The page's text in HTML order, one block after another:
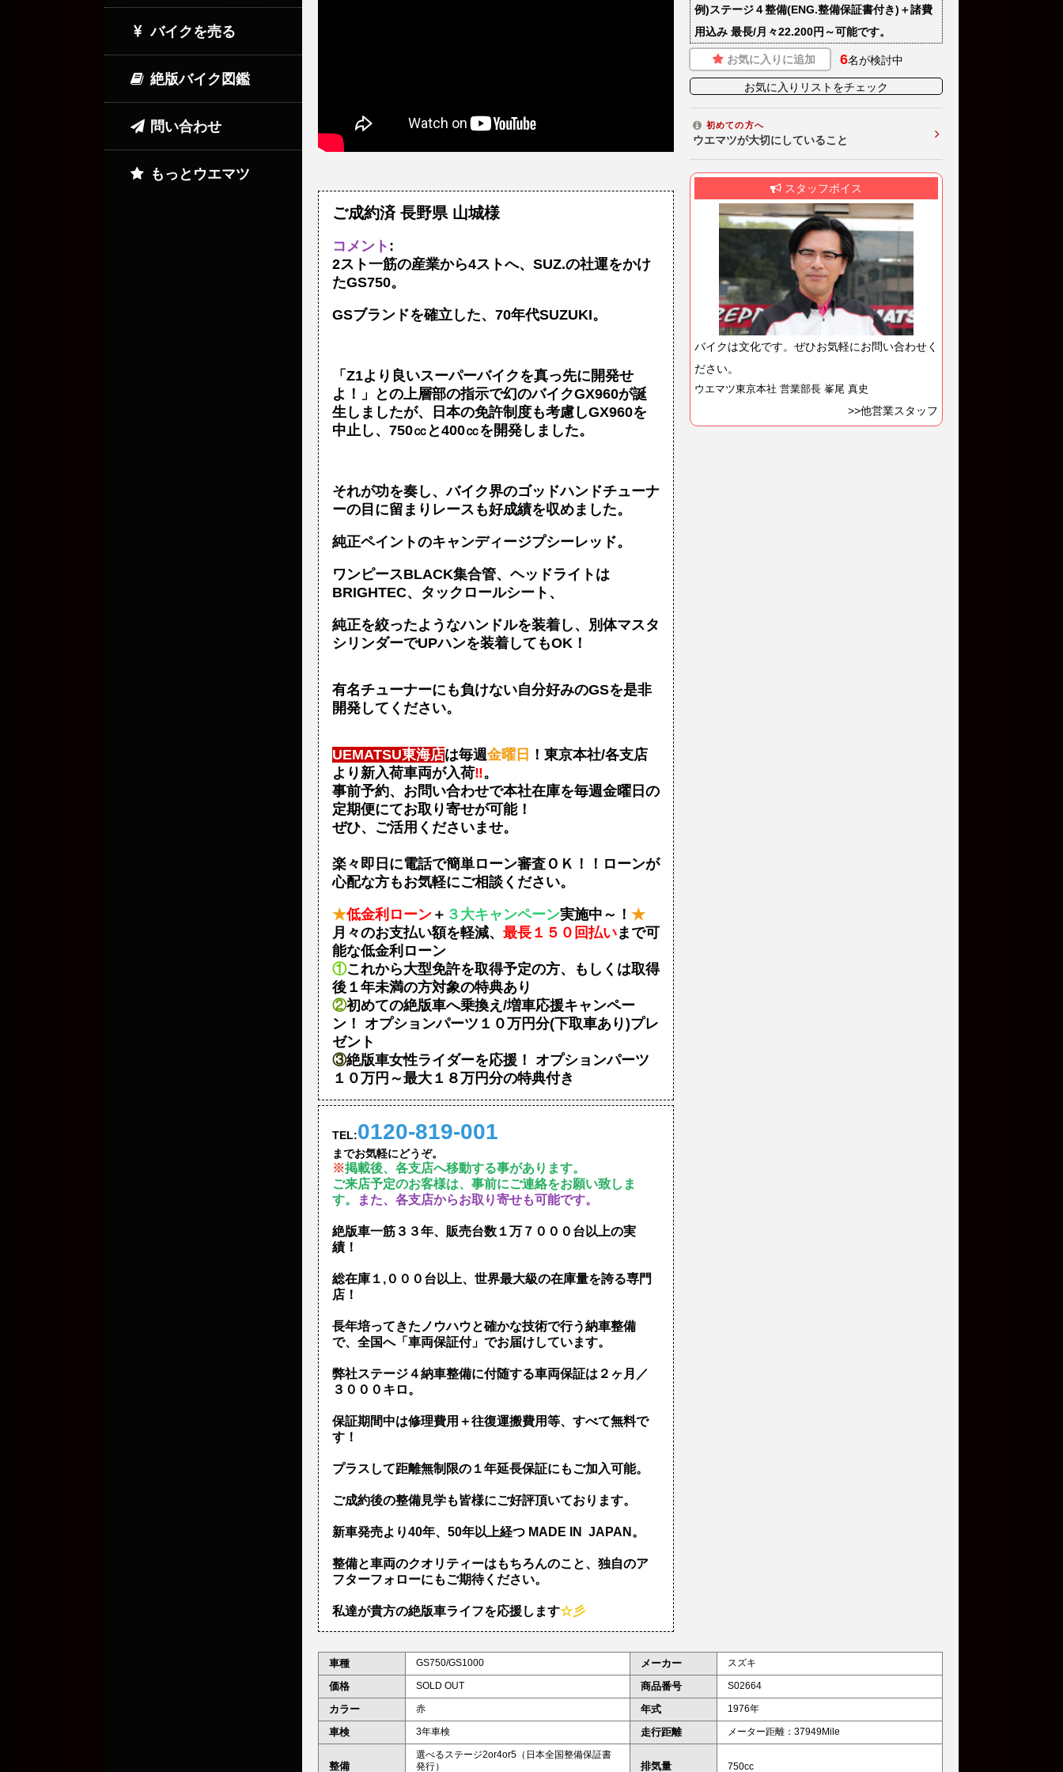
例)ステージ４整備(ENG.整備保証書付き)＋諸費
用込み 最長/月々22.200円～可能です。
お気に入りに追加 6名が検討中
お気に入りリストをチェック
初めての方へ
ウエマツが大切にしていること
スタッフボイス
バイクは文化です。ぜひお気軽にお問い合わせく
ださい。
ウエマツ東京本社 営業部長 峯尾 真史
>>他営業スタッフ
ご成約済 長野県 山城様
コメント :
2スト一筋の産業から4ストへ、SUZ.の社運をかけ
たGS750。
GSブランドを確立した、70年代SUZUKI。
「Z1より良いスーパーバイクを真っ先に開発せ
よ！」との上層部の指示で幻のバイクGX960が誕
生しましたが、日本の免許制度も考慮しGX960を
中止し、750㏄と400㏄を開発しました。
それが功を奏し、バイク界のゴッドハンドチューナ
ーの目に留まりレースも好成績を収めました。
純正ペイントのキャンディージプシーレッド。
ワンピースBLACK集合管、ヘッドライトは
BRIGHTEC、タックロールシート、
純正を絞ったようなハンドルを装着し、別体マスタ
シリンダーでUPハンを装着してもOK！
有名チューナーにも負けない自分好みのGSを是非
開発してください。
UEMATSU東海店は毎週金曜日 ！東京本社/各支店
より新入荷車両が入荷‼。
事前予約、お問い合わせで本社在庫を毎週金曜日の
定期便にてお取り寄せが可能！
ぜひ、ご活用くださいませ。
楽々即日に電話で簡単ローン審査ＯＫ！！ローンが
心配な方もお気軽にご相談ください。
★低金利ローン ＋ ３大キャンペーン実施中～！ ★
月々のお支払い額を軽減、 最長１５０回払いまで可
能な低金利ローン
①これから大型免許を取得予定の方、もしくは取得
後１年未満の方対象の特典あり
②初めての絶版車へ乗換え/増車応援キャンペー
ン！ オプションパーツ１０万円分(下取車あり)プレ
ゼント
③絶版車女性ライダーを応援！ オプションパーツ
１０万円～最大１８万円分の特典付き
TEL:0120-819-001
までお気軽にどうぞ。
※掲載後、各支店へ移動する事があります。
ご来店予定のお客様は、事前にご連絡をお願い致しま
す。
また、各支店からお取り寄せも可能です。
絶版車一筋３３年、販売台数１万７０００台以上の実
績！
総在庫１,０００台以上、世界最大級の在庫量を誇る専門
店！
長年培ってきたノウハウと確かな技術で行う納車整備
で、全国へ「車両保証付」でお届けしています。
弊社ステージ４納車整備に付随する車両保証は２ヶ月／
３０００キロ。
保証期間中は修理費用＋往復運搬費用等、すべて無料で
す！
プラスして距離無制限の１年延長保証にもご加入可能。
ご成約後の整備見学も皆様にご好評頂いております。
新車発売より40年、50年以上経つ MADE IN JAPAN。
整備と車両のクオリティーはもちろんのこと、独自のア
フターフォローにもご期待ください。
私達が貴方の絶版車ライフを応援します☆彡
車種 GS750/GS1000 メーカー スズキ
価格 SOLD OUT 商品番号 S02664
カラー 赤 年式 1976年
車検 3年車検 走行距離 メーター距離：37949Mile
整備
選べるステージ2or4or5（日本全国整備保証書
発行）
排気量 750cc
バイクを売る
絶版バイク図鑑
問い合わせ
もっとウエマツ